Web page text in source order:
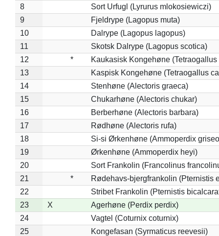
8
Sort Urfugl (Lyrurus mlokosiewiczi)
9
Fjeldrype (Lagopus muta)
10
Dalrype (Lagopus lagopus)
11
Skotsk Dalrype (Lagopus scotica)
12
*
Kaukasisk Kongehøne
13
Kaspisk Kongehøne (Tetraogallus
14
Stenhøne (Alectoris graeca)
15
Chukarhøne (Alectoris chukar)
16
Berberhøne (Alectoris barbara)
17
Rødhøne (Alectoris rufa)
18
Si-si Ørkenhøne (Ammoperdix
19
Ørkenhøne (Ammoperdix heyi)
20
Sort Frankolin (Francolinus
21
*
Rødehavs-bjergfrankolin (Pternistis
22
Stribet Frankolin (Pternistis
23
X
Agerhøne (Perdix perdix)
24
Vagtel (Coturnix coturnix)
25
Kongefasan (Syrmaticus reevesii)